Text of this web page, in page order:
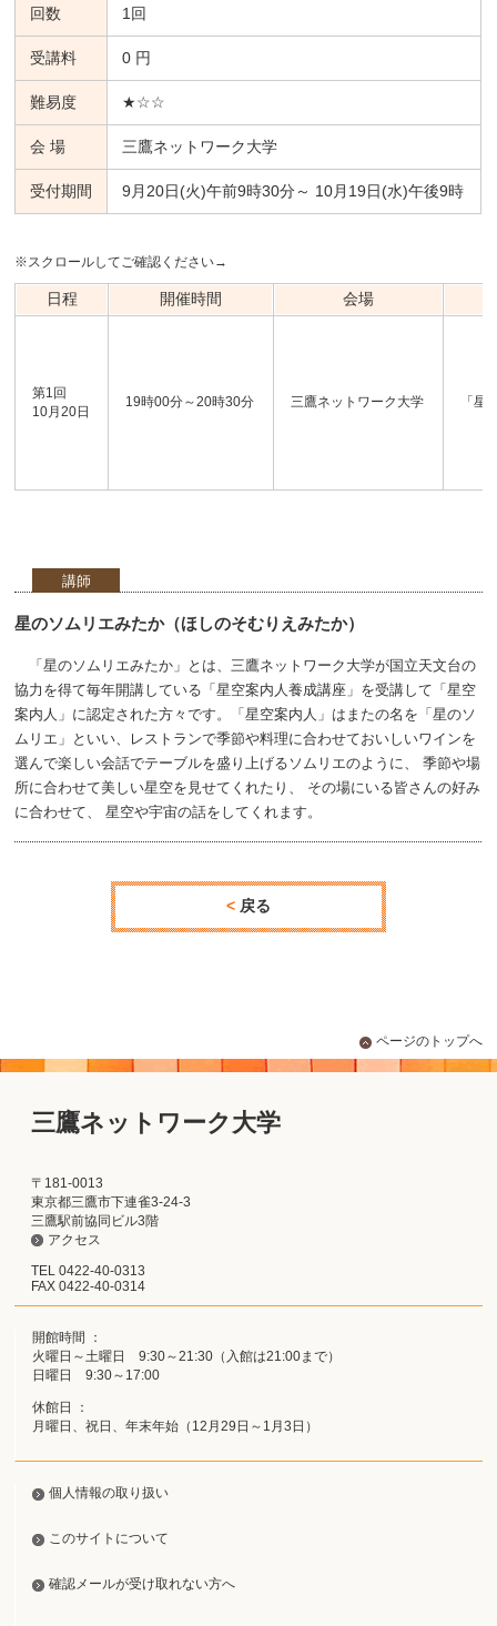
回数 1回
受講料 0 円
難易度 ★☆☆
会 場 三鷹ネットワーク大学
受付期間 9月20日(火)午前9時30分～ 10月19日(水)午後9時
※スクロールしてご確認ください→
日程 開催時間 会場
第1回
10月20日
19時00分～20時30分 三鷹ネットワーク大学 「星
講師
星のソムリエみたか（ほしのそむりえみたか）
「星のソムリエみたか」とは、三鷹ネットワーク大学が国立天文台の
協力を得て毎年開講している「星空案内人養成講座」を受講して「星空
案内人」に認定された方々です。「星空案内人」はまたの名を「星のソ
ムリエ」といい、レストランで季節や料理に合わせておいしいワインを
選んで楽しい会話でテーブルを盛り上げるソムリエのように、 季節や場
所に合わせて美しい星空を見せてくれたり、 その場にいる皆さんの好み
に合わせて、 星空や宇宙の話をしてくれます。
戻る
ページのトップへ
三鷹ネットワーク大学
〒181-0013
東京都三鷹市下連雀3-24-3
三鷹駅前協同ビル3階
アクセス
TEL 0422-40-0313
FAX 0422-40-0314
開館時間 ：
火曜日～土曜日 9:30～21:30（入館は21:00まで）
日曜日 9:30～17:00
休館日 ：
月曜日、祝日、年末年始（12月29日～1月3日）
個人情報の取り扱い
このサイトについて
確認メールが受け取れない方へ